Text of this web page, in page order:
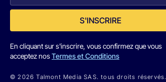
S'INSCRIRE
En cliquant sur s'inscrire, vous confirmez que vous
acceptez nosTermes et Conditions
© 2026 Talmont Media SAS. tous droits réservés.